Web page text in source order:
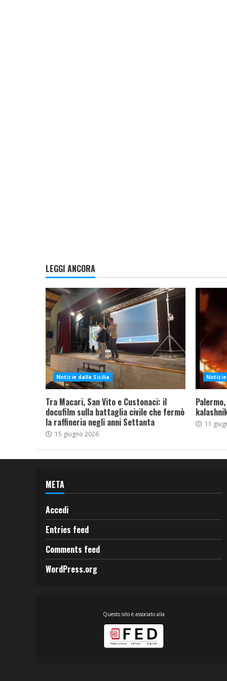
LEGGI ANCORA
Notizie dalla Sicilia
Tra Macari, San Vito e Custonaci: il
docufilm sulla battaglia civile che fermò
la raffineria negli anni Settanta
15 giugno 2026
11
META
Accedi
Entries feed
Comments feed
WordPress.org
Questo sito è associato alla